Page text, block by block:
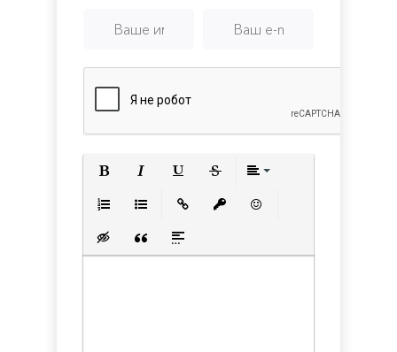
Вставка скрытого текста
Вставка цитаты
Вставка спойлера